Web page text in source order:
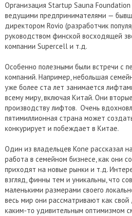
Организация Startup Sauna
ведущими предпринимателями —
директором Rovio (разработчик
руководством финской восходящей
компании Supercell и т.д.
Особенно полезными были встречи с
компаний. Например, небольшая
уже более ста лет занимается
всему миру, включая Китай. Они
производству лифтов. Очень
пятимиллионная страна может
конкурирует и побеждает в Китае.
Один из владельцев Kone рассказал
работа в семейном бизнесе, как они
приходят на новые рынки и т.д.
взгляд, финны тем и уникальны, что
маленькими размерами своего
весь мир они рассматривают как
каким-то удивительным оптимизмом